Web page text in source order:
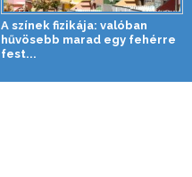
A színek fizikája: valóban
hűvösebb marad egy fehérre
fest...